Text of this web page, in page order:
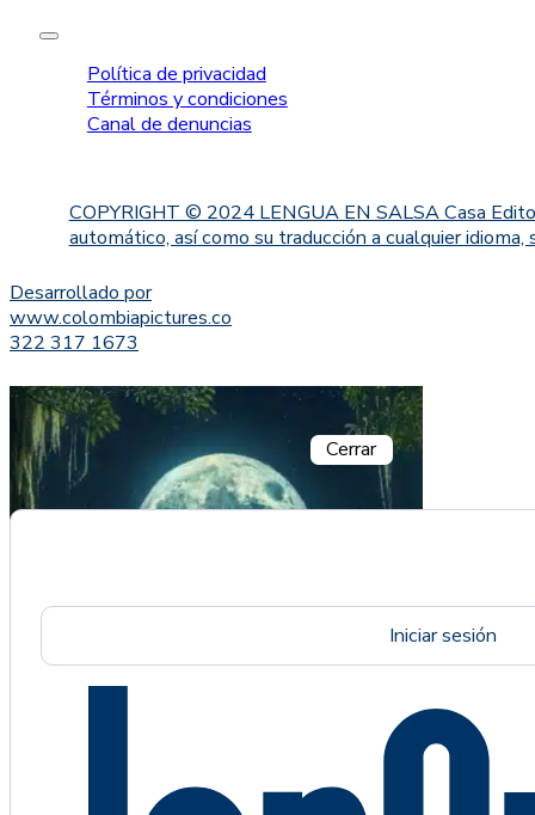
Política de privacidad
Términos y condiciones
Canal de denuncias
COPYRIGHT © 2024 LENGUA EN SALSA Casa
automático, así como su traducción a cualquier
Desarrollado por
www.colombiapictures.co
322 317 1673
Cerrar
Iniciar sesión